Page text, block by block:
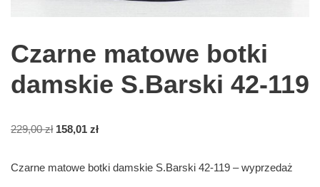
Czarne matowe botki
damskie S.Barski 42-119
229,00zł 158,01 zł
Czarne matowe botki damskie S.Barski 42-119 – wyprzedaż